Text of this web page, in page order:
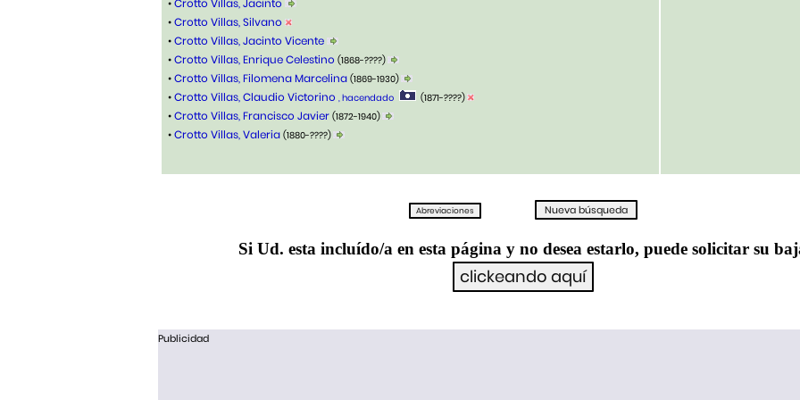
•Crotto Villas, Jacinto
•Crotto Villas, Silvano
•Crotto Villas, Jacinto Vicente
•Crotto Villas, Enrique Celestino (1868-????)
•Crotto Villas, Filomena Marcelina (1869-1930)
•Crotto Villas, Claudio Victorino , hacendado (1871-????)
•Crotto Villas, Francisco Javier (1872-1940)
•Crotto Villas, Valeria (1880-????)
Si Ud. esta incluído/a en esta página y no desea estarlo, puede solicitar su
Publicidad